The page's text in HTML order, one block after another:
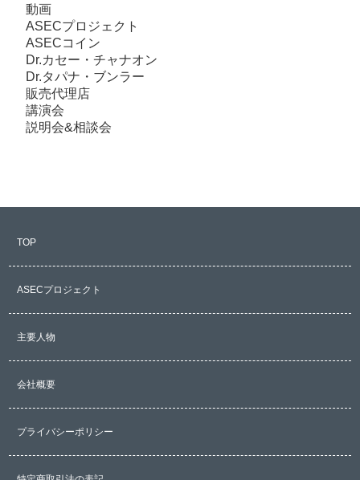
動画
ASECプロジェクト
ASECコイン
Dr.カセー・チャナオン
Dr.タパナ・ブンラー
販売代理店
講演会
説明会&相談会
TOP
ASECプロジェクト
主要人物
会社概要
プライバシーポリシー